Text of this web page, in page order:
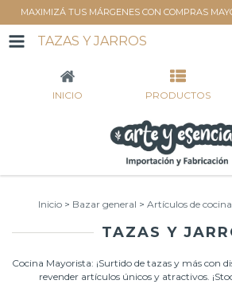
MAXIMIZÁ TUS MÁRGENES CON COMPRAS
TAZAS Y JARROS
INICIO PRODUCTOS
Inicio > Bazar general > Artículos de cocina
TAZAS Y
Cocina Mayorista: ¡Surtido de tazas y más con
revender artículos únicos y atractivos.